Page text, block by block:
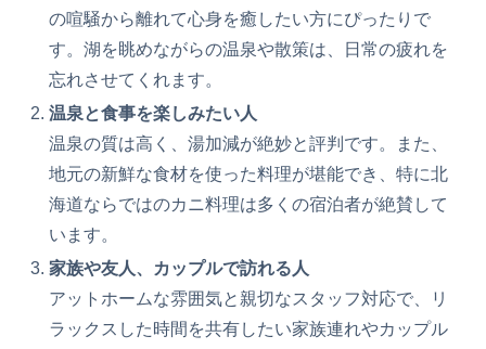
の喧騒から離れて心身を癒したい方にぴったりで
す。湖を眺めながらの温泉や散策は、日常の疲れを
忘れさせてくれます。
温泉と食事を楽しみたい人
温泉の質は高く、湯加減が絶妙と評判です。また、
地元の新鮮な食材を使った料理が堪能でき、特に北
海道ならではのカニ料理は多くの宿泊者が絶賛して
います。
家族や友人、カップルで訪れる人
アットホームな雰囲気と親切なスタッフ対応で、リ
ラックスした時間を共有したい家族連れやカップル